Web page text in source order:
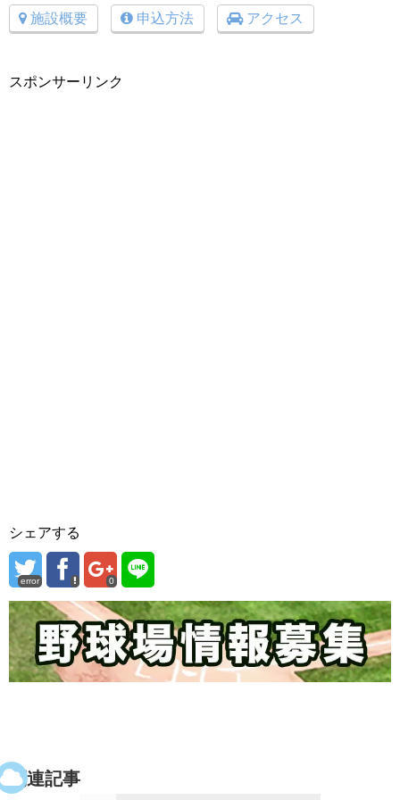
施設概要 申込方法 アクセス
スポンサーリンク
シェアする
error 0
関連記事